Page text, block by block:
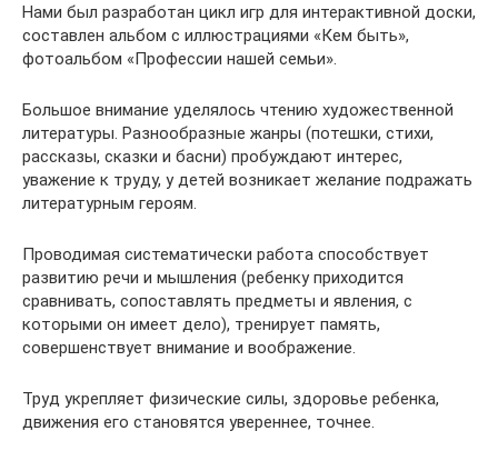
Нами был разработан цикл игр для интерактивной доски,
составлен альбом с иллюстрациями «Кем быть»,
фотоальбом «Профессии нашей семьи».
Большое внимание уделялось чтению художественной
литературы. Разнообразные жанры (потешки, стихи,
рассказы, сказки и басни) пробуждают интерес,
уважение к труду, у детей возникает желание подражать
литературным героям.
Проводимая систематически работа способствует
развитию речи и мышления (ребенку приходится
сравнивать, сопоставлять предметы и явления, с
которыми он имеет дело), тренирует память,
совершенствует внимание и воображение.
Труд укрепляет физические силы, здоровье ребенка,
движения его становятся увереннее, точнее.